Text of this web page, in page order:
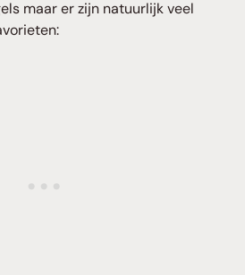
maar er zijn natuurlijk veel